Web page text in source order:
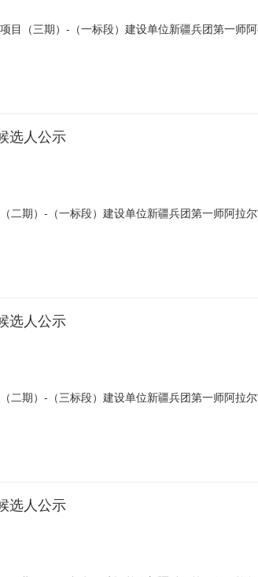
（三期）-（一标段）建设单位新疆兵团第一师
市三金石油设备有限公司投标报价大写叁佰柒拾
选人公示
期）-（一标段）建设单位新疆兵团第一师阿拉
建设工程有限公司投标报价大写叁佰贰拾肆万叁
选人公示
期）-（三标段）建设单位新疆兵团第一师阿拉
建设工程有限公司投标报价大写叁佰壹拾陆万壹
选人公示